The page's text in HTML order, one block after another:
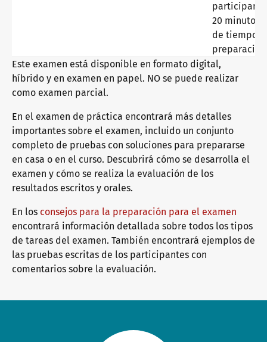
Aprendizaje del alemán con los libros de texto de telc
Alemán orientado a la educación superior
Programa editorial: ayuda y preguntas frecuentes
Área de descargas
Paquetes informativos
Eventos internos
Cualificación para responsables del examen
Fases de cualificación
Formatos de formación
telc Campus
Formación: ayuda y preguntas frecuentes
telc en la prensa
Novedades
Carrera profesional
Conozca telc
Ofertas de empleo
Boletín informativo
TiendaCampusFormación Comunidad
20 minutos
de tiempo
preparación
Este examen está disponible en formato digital,
híbrido y en examen en papel. NO se puede realizar
como examen parcial.
En el examen de práctica encontrará más detalles
importantes sobre el examen, incluido un conjunto
completo de pruebas con soluciones para prepararse
en casa o en el curso. Descubrirá cómo se desarrolla el
examen y cómo se realiza la evaluación de los
resultados escritos y orales.
En los consejos para la preparación para el examen
encontrará información detallada sobre todos los tipos
de tareas del examen. También encontrará ejemplos de
las pruebas escritas de los participantes con
comentarios sobre la evaluación.